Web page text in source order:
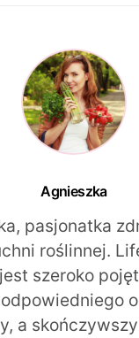
Agnieszka
pasjonatka
roślinnej.
szeroko
a